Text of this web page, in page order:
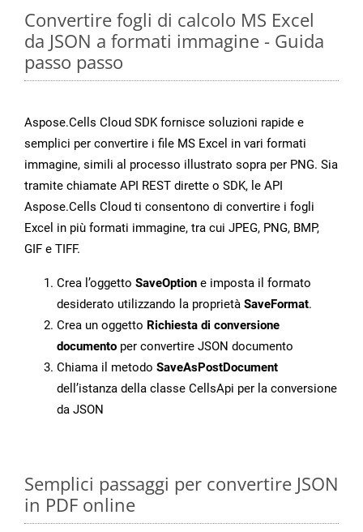
Convertire fogli di calcolo MS Excel
da JSON a formati immagine - Guida
passo passo
Aspose.Cells Cloud SDK fornisce soluzioni rapide e
semplici per convertire i file MS Excel in vari formati
immagine, simili al processo illustrato sopra per PNG. Sia
tramite chiamate API REST dirette o SDK, le API
Aspose.Cells Cloud ti consentono di convertire i fogli
Excel in più formati immagine, tra cui JPEG, PNG, BMP,
GIF e TIFF.
Crea l’oggetto SaveOption e imposta il formato
desiderato utilizzando la proprietà SaveFormat.
Crea un oggetto Richiesta di conversione
documento per convertire JSON documento
Chiama il metodo SaveAsPostDocument
dell’istanza della classe CellsApi per la conversione
da JSON
Semplici passaggi per convertire JSON
in PDF online